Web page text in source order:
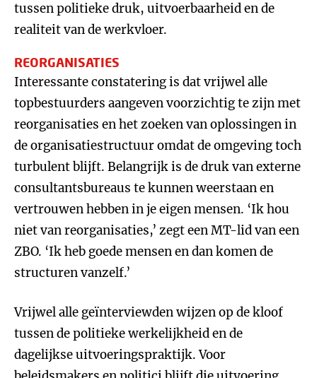
tussen politieke druk, uitvoerbaarheid en de
realiteit van de werkvloer.
REORGANISATIES
Interessante constatering is dat vrijwel alle
topbestuurders aangeven voorzichtig te zijn met
reorganisaties en het zoeken van oplossingen in
de organisatiestructuur omdat de omgeving toch
turbulent blijft. Belangrijk is de druk van externe
consultantsbureaus te kunnen weerstaan en
vertrouwen hebben in je eigen mensen. ‘Ik hou
niet van reorganisaties,’ zegt een MT-lid van een
ZBO. ‘Ik heb goede mensen en dan komen de
structuren vanzelf.’
Vrijwel alle geïnterviewden wijzen op de kloof
tussen de politieke werkelijkheid en de
dagelijkse uitvoeringspraktijk. Voor